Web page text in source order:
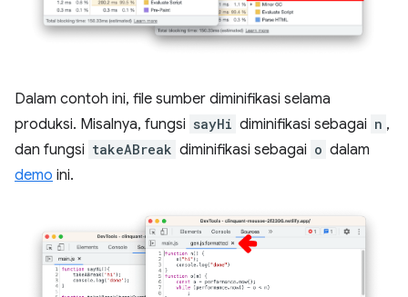
Dalam contoh ini, file sumber diminifikasi selama
produksi. Misalnya, fungsi sayHi diminifikasi sebagai n ,
dan fungsi takeABreak diminifikasi sebagai o dalam
demo ini.